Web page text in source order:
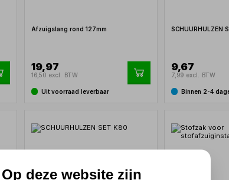
Afzuigslang rond 127mm
19,97
16,50 excl. BTW
Uit voorraad leverbaar
SCHUURHULZEN
9,67
7,99 excl. BTW
Binnen 2-4
Op deze website zijn